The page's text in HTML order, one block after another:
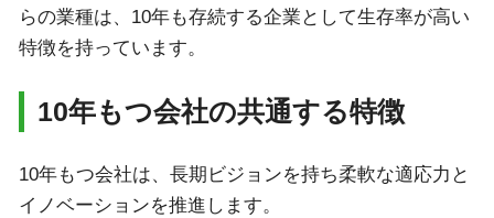
らの業種は、10年も存続する企業として生存率が高い
特徴を持っています。
10年もつ会社の共通する特徴
10年もつ会社は、長期ビジョンを持ち柔軟な適応力と
イノベーションを推進します。